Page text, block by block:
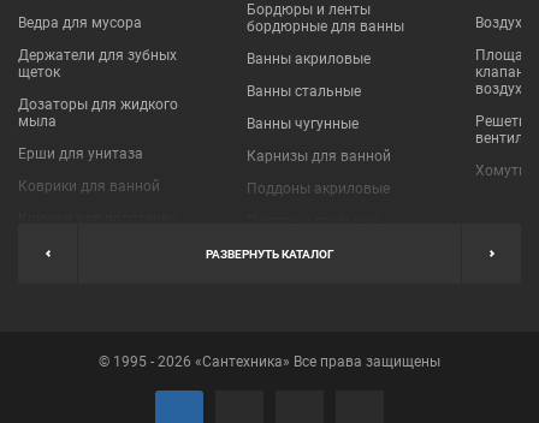
Ведра для мусора
Держатели для зубных
щеток
Дозаторы для жидкого
мыла
Ерши для унитаза
Коврики для ванной
Мыльницы
Полотенцедержатели
Бордюры и ленты
бордюрные для ванны
Ванны акриловые
Ванны стальные
Ванны чугунные
Карнизы для ванной
Поддоны акриловые
Пробки для ванн
клапаны
Решетки
Хомуты
РАЗВЕРНУТЬ КАТАЛОГ
© 1995 - 2026 «Сантехника» Все права защищены